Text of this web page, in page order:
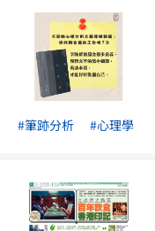
#筆跡分析 #心理學